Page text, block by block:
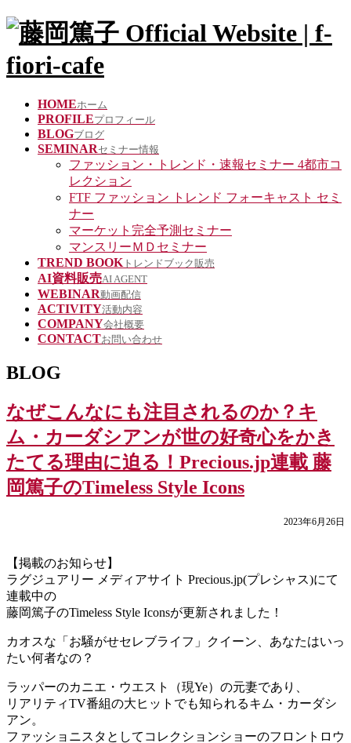
HOMEホーム
PROFILEプロフィール
BLOGブログ
SEMINARセミナー情報
ファッション・トレンド・速報セミナー 4都市コ
レクション
FTF ファッション トレンド フォーキャスト セミ
ナー
マーケット完全予測セミナー
マンスリーＭＤセミナー
TREND BOOK トレンドブック販売
AI資料販売AI AGENT
WEBINAR動画配信
ACTIVITY活動内容
COMPANY会社概要
CONTACTお問い合わせ
BLOG
なぜこんなにも注目されるのか？キ
ム・カーダシアンが世の好奇心をかき
たてる理由に迫る！Precious.jp連載 藤
岡篤子のTimeless Style Icons
2023年6月26日
【掲載のお知らせ】
ラグジュアリー メディアサイト Precious.jp(プレシャス)にて
連載中の
藤岡篤子のTimeless Style Iconsが更新されました！
カオスな「お騒がせセレブライフ」クイーン、あなたはいっ
たい何者なの？
ラッパーのカニエ・ウエスト（現Ye）の元妻であり、
リアリティTV番組の大ヒットでも知られるキム・カーダシ
アン。
ファッショニスタとしてコレクションショーのフロントロウ